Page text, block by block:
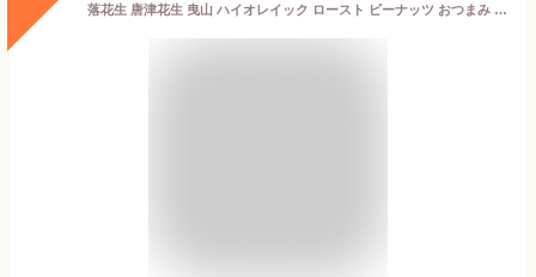
落花生 唐津花生 曳山 ハイオレイック ロースト ピーナッツ おつまみ 国産 薄皮付き 素焼き 無添加 30g 3個セット オリジナル 結婚式 お礼 ご挨拶 唐津くんち デザイン変更出来ます。ご注文頂いて焙煎するので発送まで1週間ほどかかります。《3.980円以上送料無料》